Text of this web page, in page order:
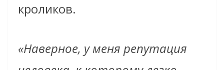
кроликов.
«Наверное, у меня репутация